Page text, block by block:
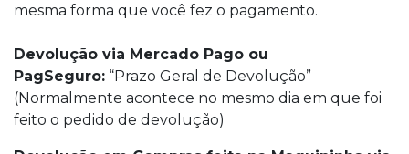
mesma forma que você fez o pagamento.
Devolução via Mercado Pago ou
PagSeguro: “Prazo Geral de Devolução”
(Normalmente acontece no mesmo dia em que foi
feito o pedido de devolução)